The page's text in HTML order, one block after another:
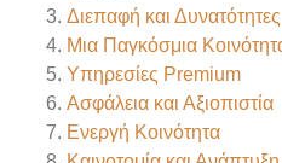
Διεπαφή και Δυνατότητες
Μια Παγκόσμια
Υπηρεσίες Premium
Ασφάλεια και Αξιοπιστία
Ενεργή Κοινότητα